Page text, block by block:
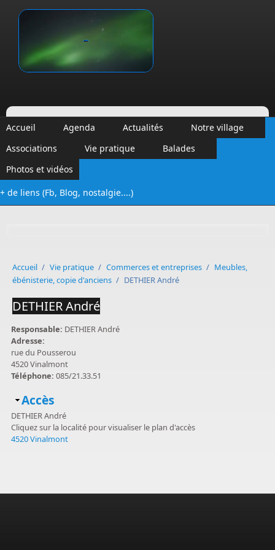
Vinalmont
Accueil Agenda Actualités
Notre village
Associations
Vie pratique
Balades
Photos et vidéos
+ de liens (Fb, Blog, nostalgie....)
Accueil / Vie pratique / Commerces et entreprises / Meubles,
ébénisterie, copie d'anciens / DETHIER André
DETHIER André
Responsable: DETHIER André
Adresse:
rue du Pousserou
4520 Vinalmont
Téléphone:085/21.33.51
Masquer
Accès
DETHIER André
Cliquez sur la localité pour visualiser le plan d'accès
4520 Vinalmont